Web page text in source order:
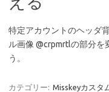
特定アカウントのヘッダ
ル画像 @crpmrtlの部分を
う。
カテゴリー: Misskeyカスタ